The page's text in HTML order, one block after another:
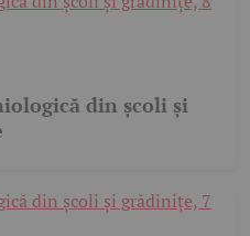
din şcoli şi